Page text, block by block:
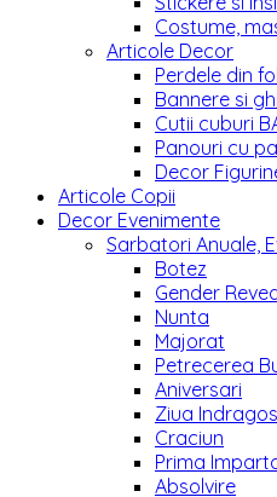
Costume,
Articole Decor
Perdele din
Bannere si
Cutii cuburi
Panouri cu
Decor
Articole Copii
Decor Evenimente
Sarbatori Anuale,
Botez
Gender
Nunta
Majorat
Petrecerea
Aniversari
Ziua
Craciun
Prima
Absolvire